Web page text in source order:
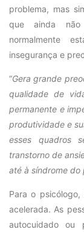
problema, mas
que ainda não
normalmente
insegurança e
“Gera grande
qualidade de
permanente e
produtividade e
esses quadros
transtorno de
até à síndrome do
Para o
acelerada. As
autocuidado ou